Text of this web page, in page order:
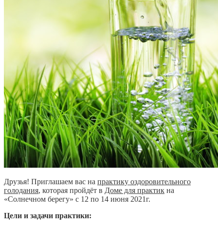
Друзья! Приглашаем вас на практику оздоровительного
голодания, которая пройдёт в Доме для практик на
«Солнечном берегу» с 12 по 14 июня 2021г.
Цели и задачи практики: